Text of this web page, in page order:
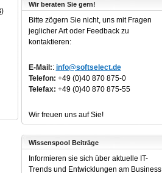
Wir beraten Sie gern!
Bitte zögern Sie nicht, uns mit Fragen
jeglicher Art oder Feedback zu
kontaktieren:
E-Mail:: info@softselect.de
Telefon: +49 (0)40 870 875-0
Telefax: +49 (0)40 870 875-55
Wir freuen uns auf Sie!
Wissenspool Beiträge
Informieren sie sich über aktuelle IT-
Trends und Entwicklungen am Business